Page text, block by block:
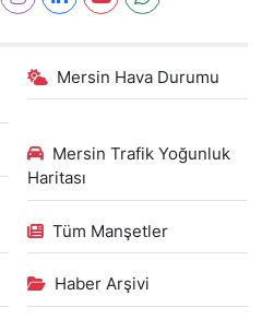
Mersin Hava Durumu
Mersin Trafik Yoğunluk
Haritası
Tüm Manşetler
Haber Arşivi